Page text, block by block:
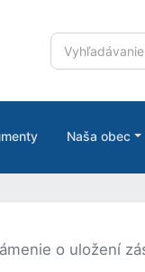
Naša obec
o uložení